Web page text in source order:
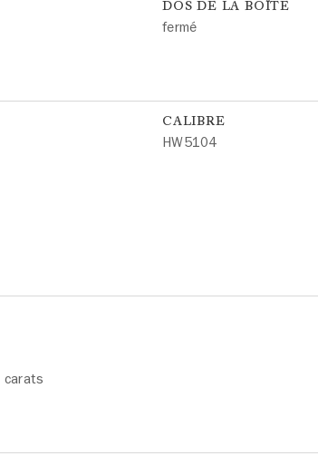
DOS DE LA BOÎTE
fermé
CALIBRE
HW5104
carats